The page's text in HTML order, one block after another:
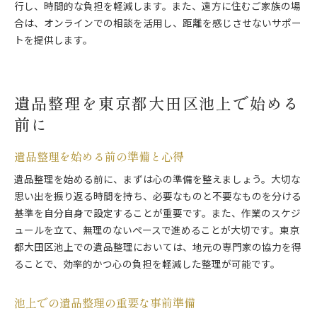
行し、時間的な負担を軽減します。また、遠方に住むご家族の場
合は、オンラインでの相談を活用し、距離を感じさせないサポー
トを提供します。
遺品整理を東京都大田区池上で始める
前に
遺品整理を始める前の準備と心得
遺品整理を始める前に、まずは心の準備を整えましょう。大切な
思い出を振り返る時間を持ち、必要なものと不要なものを分ける
基準を自分自身で設定することが重要です。また、作業のスケジ
ュールを立て、無理のないペースで進めることが大切です。東京
都大田区池上での遺品整理においては、地元の専門家の協力を得
ることで、効率的かつ心の負担を軽減した整理が可能です。
池上での遺品整理の重要な事前準備